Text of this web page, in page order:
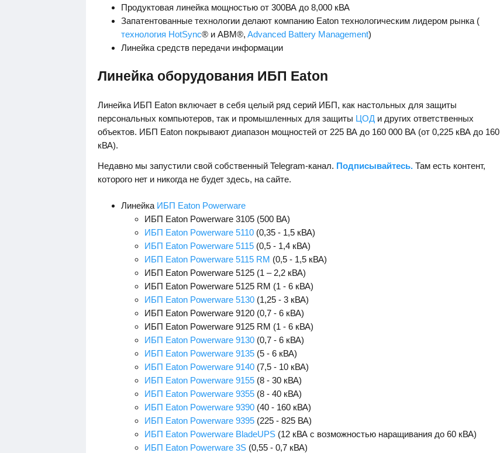
Продуктовая линейка мощностью от 300ВА до 8,000 кВА
Запатентованные технологии делают компанию Eaton технологическим лидером рынка (
технология HotSync® и ABM®, Advanced Battery Management)
Линейка средств передачи информации
Линейка оборудования ИБП Eaton
Линейка ИБП Eaton включает в себя целый ряд серий ИБП, как настольных для защиты
персональных компьютеров, так и промышленных для защиты ЦОД и других ответственных
объектов. ИБП Eaton покрывают диапазон мощностей от 225 ВА до 160 000 ВА (от 0,225 кВА до 160
кВА).
Недавно мы запустили свой собственный Telegram-канал. Подписывайтесь. Там есть контент,
которого нет и никогда не будет здесь, на сайте.
Линейка ИБП Eaton Powerware
ИБП Eaton Powerware 3105 (500 ВА)
ИБП Eaton Powerware 5110 (0,35 - 1,5 кВА)
ИБП Eaton Powerware 5115 (0,5 - 1,4 кВА)
ИБП Eaton Powerware 5115 RM (0,5 - 1,5 кВА)
ИБП Eaton Powerware 5125 (1 – 2,2 кВА)
ИБП Eaton Powerware 5125 RM (1 - 6 кВА)
ИБП Eaton Powerware 5130 (1,25 - 3 кВА)
ИБП Eaton Powerware 9120 (0,7 - 6 кВА)
ИБП Eaton Powerware 9125 RM (1 - 6 кВА)
ИБП Eaton Powerware 9130 (0,7 - 6 кВА)
ИБП Eaton Powerware 9135 (5 - 6 кВА)
ИБП Eaton Powerware 9140 (7,5 - 10 кВА)
ИБП Eaton Powerware 9155 (8 - 30 кВА)
ИБП Eaton Powerware 9355 (8 - 40 кВА)
ИБП Eaton Powerware 9390 (40 - 160 кВА)
ИБП Eaton Powerware 9395 (225 - 825 ВА)
ИБП Eaton Powerware BladeUPS (12 кВА с возможностью наращивания до 60 кВА)
ИБП Eaton Powerware 3S (0,55 - 0,7 кВА)